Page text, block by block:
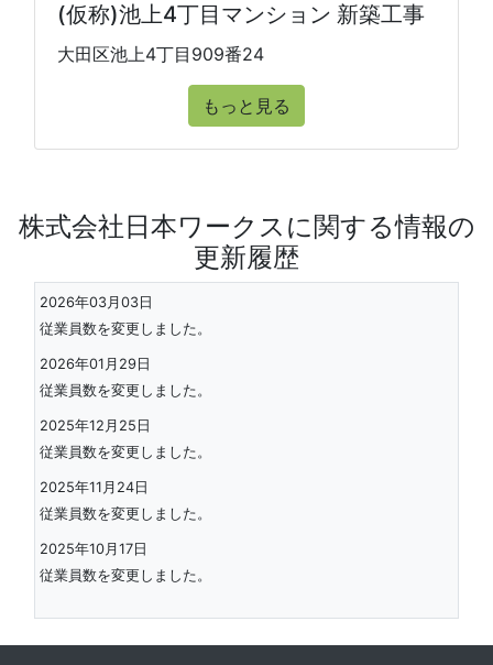
(仮称)池上4丁目マンション 新築工事
大田区池上4丁目909番24
もっと見る
株式会社日本ワークスに関する情報の
更新履歴
2026年03月03日
従業員数を変更しました。
2026年01月29日
従業員数を変更しました。
2025年12月25日
従業員数を変更しました。
2025年11月24日
従業員数を変更しました。
2025年10月17日
従業員数を変更しました。